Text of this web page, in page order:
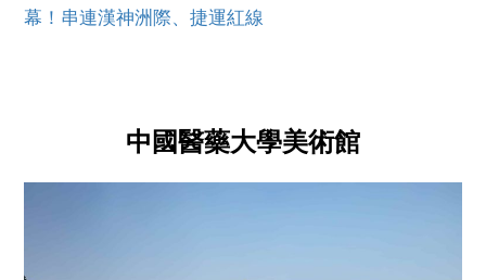
幕！串連漢神洲際、捷運紅線
中國醫藥大學美術館